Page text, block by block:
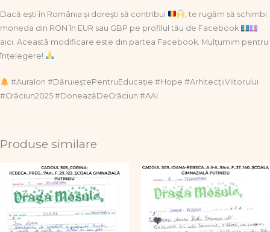
Dacă ești în România și dorești să contribui
, te rugăm să schimbi
moneda din RON în EUR sau GBP pe profilul tău de Facebook
aici. Această modificare este din partea Facebook. Mulțumim pentru
înțelegere!
#AuraIon #DăruieștePentruEducație #Hope #ArhitecțiiViitorului
#Crăciun2025 #DoneazăDeCrăciun #AAI
Produse similare